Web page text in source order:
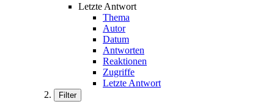
Letzte Antwort
Thema
Autor
Datum
Antworten
Reaktionen
Zugriffe
Letzte Antwort
Filter